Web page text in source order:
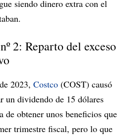
siendo dinero extra con el
2: Reparto del exceso
2023, Costco (COST) causó
un dividendo de 15 dólares
de obtener unos beneficios que
trimestre fiscal, pero lo que